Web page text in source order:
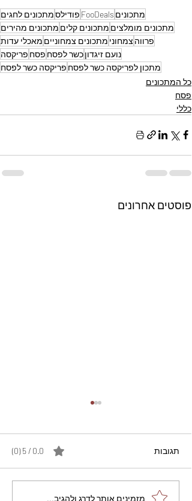
מתכונים FooDeals פודילסמתכונים לחגים
מתכונים מומלצים מתכונים קלים מתכונים מהירים
פרווה צמחוני מתכונים צמחוניים מאכלי עדות
נועם זיגדוןכשר לפסח פסח פריקסה
מתכון לפריקסה כשר לפסח פריקסה כשר לפסח
כל המתכונים
פסח
כללי
פוסטים אחרונים
תגובות 0.0 / 5 ‏(0)
מזמינים אותך לדרג ולהגיב...